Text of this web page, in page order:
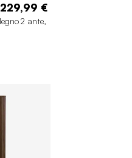
229,99 €
2 ante,